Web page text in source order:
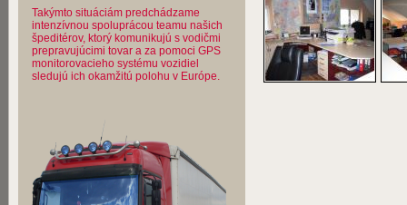
Takýmto situáciám predchádzame
intenzívnou spoluprácou teamu našich
špeditérov, ktorý komunikujú s vodičmi
prepravujúcimi tovar a za pomoci GPS
monitorovacieho systému vozidiel
sledujú ich okamžitú polohu v Európe.